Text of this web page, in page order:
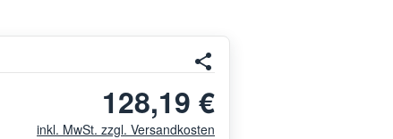
128,19 €
inkl. MwSt. zzgl. Versandkosten